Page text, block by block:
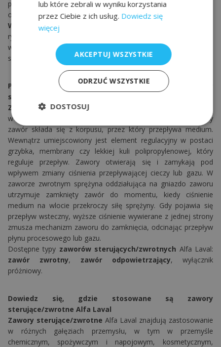
procesowych poprzez dostarczanie gazu i/lub
odprowadzanie jego nadmiaru.
Wysoka higiena:
ryzyka zanieczyszczenia medium, co jest szczególnie ważne
w przemyśle spożywczym i farmaceutycznym. Samoczyszczące
się konstrukcje ułatwiają mycie zaworów.
Poznaj budowę, działanie i rodzaje zaworów
sterujących/zwrotnych Alfa Laval
Zawory sterujące/zwrotne
w zależności od rodzaju, ale ogólne zasady są podobne. Każdy
zawór składa się z korpusu, przez który przepływa medium.
Wewnątrz umiejscowiony jest element regulacyjny w postaci
grzybka, membrany czy lekkiej kuli polipropylenowej, który
reguluje przepływ. Zawory otwierają się i zamykają pod
wpływem zmiany ciśnienia przepływającej cieczy lub gazu. W
zaworze zwrotnym sprężyna oddziałująca na gniazdo zaworu
utrzymuje zamknięty zawór do momentu, kiedy ciśnienie
medium na wlocie przekroczy siłę sprężyny. Gdy pojawia się
przepływ wsteczny, wyższe ciśnienie wywierane z jednej strony
zmusza mechanizm zaworu do zamknięcia, odcinając przepływ
płynu procesowego lub gazu.
Dostępne typy zaworów sterujących/zwrotnych Alfa Laval:
zawór zwrotny, zawór odpowietrzający, wyłącznik
próżniowy.
Dowiedz się, gdzie stosowane są zawory
sterujące/zwrotne Alfa Laval
Zawory sterujące/zwrotne Alfa Laval znajdują zastosowanie
w różnych gałęziach przemysłu, w tym w przemyśle
chemicznym, spożywczym i napojowym, kosmetycznym,
lub które zebrali w wyniku korzystania
przez Ciebie z ich usług. Dowiedz się
więcej
AKCEPTUJ WSZYSTKIE
ODRZUĆ WSZYSTKIE
DOSTOSUJ